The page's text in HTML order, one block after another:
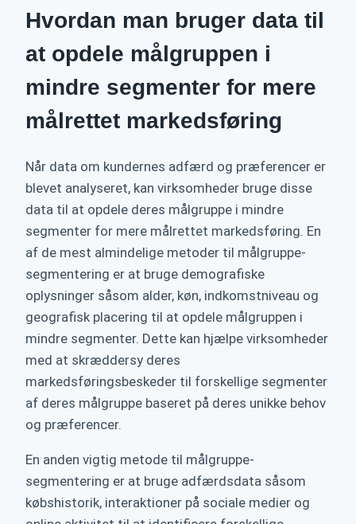
Hvordan man bruger data til
at opdele målgruppen i
mindre segmenter for mere
målrettet markedsføring
Når data om kundernes adfærd og præferencer er
blevet analyseret, kan virksomheder bruge disse
data til at opdele deres målgruppe i mindre
segmenter for mere målrettet markedsføring. En
af de mest almindelige metoder til målgruppe-
segmentering er at bruge demografiske
oplysninger såsom alder, køn, indkomstniveau og
geografisk placering til at opdele målgruppen i
mindre segmenter. Dette kan hjælpe virksomheder
med at skræddersy deres
markedsføringsbeskeder til forskellige segmenter
af deres målgruppe baseret på deres unikke behov
og præferencer.
En anden vigtig metode til målgruppe-
segmentering er at bruge adfærdsdata såsom
købshistorik, interaktioner på sociale medier og